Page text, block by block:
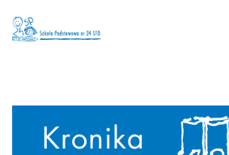
Kronika